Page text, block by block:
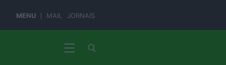
MENU MAIL JORNAIS